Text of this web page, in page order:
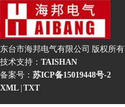
东台市海邦电气有限公司 版权所有
技术支持： TAISHAN
备案号： 苏ICP备15019448号-2
XML TXT